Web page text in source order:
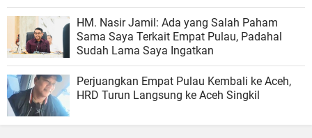
HM. Nasir Jamil: Ada yang Salah Paham
Sama Saya Terkait Empat Pulau, Padahal
Sudah Lama Saya Ingatkan
Perjuangkan Empat Pulau Kembali ke Aceh,
HRD Turun Langsung ke Aceh Singkil